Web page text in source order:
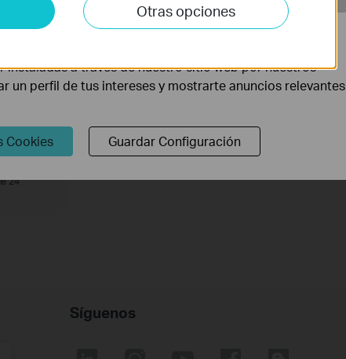
24
Síguenos
Otras opciones
tus actividades en nuestro sitio web con el fin de
mismo.
instaladas a través de nuestro sitio web por nuestros
un perfil de tus intereses y mostrarte anuncios relevantes
Cookies Guardar Configuración